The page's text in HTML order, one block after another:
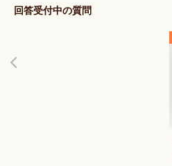
回答受付中の質問